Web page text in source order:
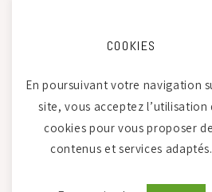
STUDIO PHOTO
Atelier
121 La
44240 Sucé-sur-
COOKIES
En poursuivant votre navigation
site, vous acceptez l’utilisation
cookies pour vous proposer
contenus et services adaptés.